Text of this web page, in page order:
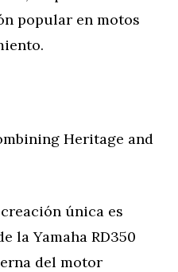
popular en motos
Heritage and
única es
la Yamaha RD350
del motor